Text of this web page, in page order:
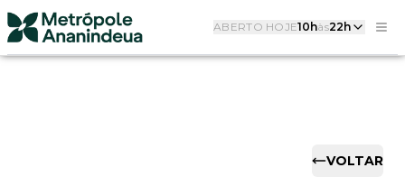
ABERTO HOJE10hàs22h
VOLTAR